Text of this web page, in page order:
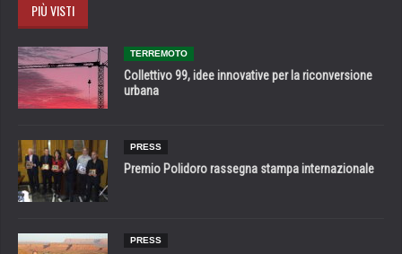
PIÙ VISTI
TERREMOTO
Collettivo 99, idee innovative per la riconversione
urbana
PRESS
Premio Polidoro rassegna stampa internazionale
PRESS